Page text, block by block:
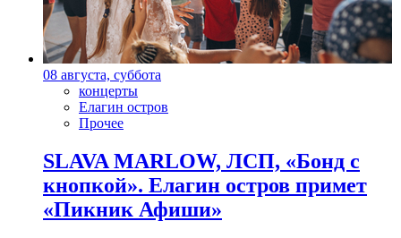
08 августа, суббота
концерты
Елагин остров
Прочее
SLAVA MARLOW, ЛСП, «Бонд с
кнопкой». Елагин остров примет
«Пикник Афиши»